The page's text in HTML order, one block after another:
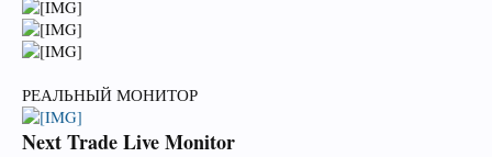
РЕАЛЬНЫЙ МОНИТОР
Next Trade Live Monitor